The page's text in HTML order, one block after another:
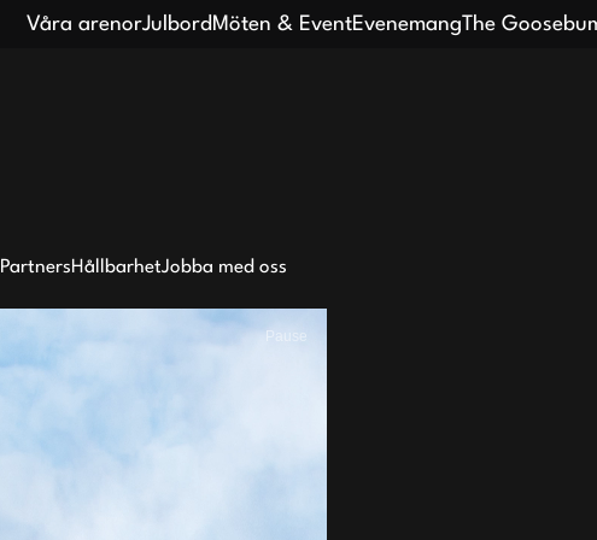
Våra arenorJulbord Möten & EventEvenemang The
PartnersHållbarhetJobba med oss
Pause